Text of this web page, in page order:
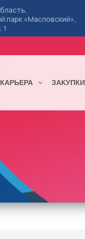
парк «Масловский»,
1
КАРЬЕРА ЗАКУПКИ